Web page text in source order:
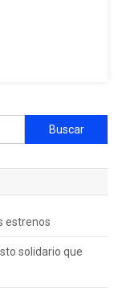
estrenos
solidario que